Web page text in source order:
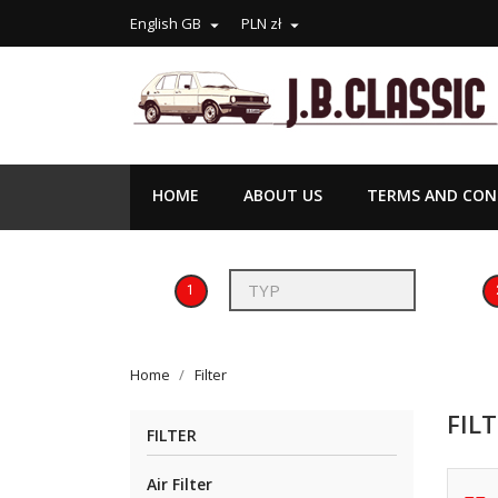
English GB  PLN zł 
HOME ABOUT US TERMS AND
1
Home Filter
FILTER
Air Filter